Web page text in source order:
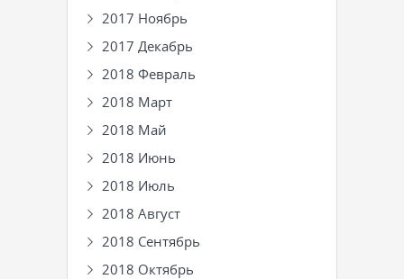
2017 Ноябрь
2017 Декабрь
2018 Февраль
2018 Март
2018 Май
2018 Июнь
2018 Июль
2018 Август
2018 Сентябрь
2018 Октябрь